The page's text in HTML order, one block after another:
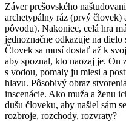
Záver prešovského
archetypálny ráz (prvý človek)
pôvodu). Nakoniec, celá hra
jednoznačne odkazuje na
Človek sa musí dostať až k
aby spoznal, kto naozaj je. On
s vodou, pomaly ju miesi a
hlavu. Pôsobivý obraz
inscenácie. Ako muža a ženu
dušu človeku, aby našiel sám
rozbroje, rozchody, rozvraty?